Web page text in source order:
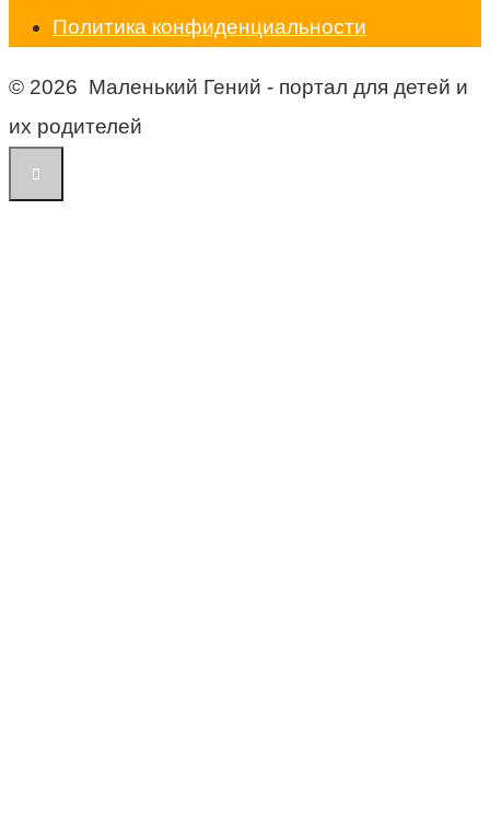
Политика конфиденциальности
© 2026 Маленький Гений - портал для детей и
их родителей